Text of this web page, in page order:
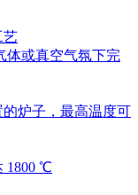
艺
体或真空气氛下完
炉子，最高温度可
1800 ℃